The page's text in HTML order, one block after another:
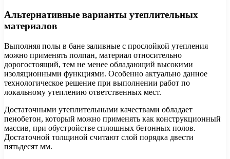
Альтернативные варианты утеплительных
материалов
Выполняя полы в бане заливные с прослойкой утепления
можно применять полпан, материал относительно
дорогостоящий, тем не менее обладающий высокими
изоляционными функциями. Особенно актуально данное
технологическое решение при выполнении работ по
локальному утеплению ответственных мест.
Достаточными утеплительными качествами обладает
пенобетон, который можно применять как конструкционный
массив, при обустройстве сплошных бетонных полов.
Достаточной толщиной считают слой порядка двести
пятьдесят мм.